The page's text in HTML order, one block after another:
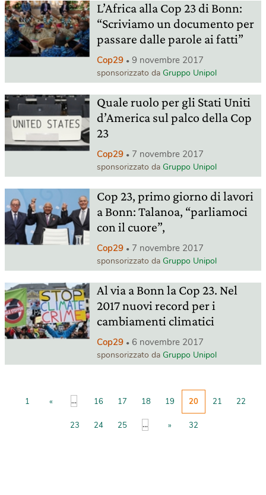
L’Africa alla Cop 23 di Bonn:
“Scriviamo un documento per
passare dalle parole ai fatti”
Cop29 9 novembre 2017
sponsorizzato da Gruppo Unipol
Quale ruolo per gli Stati Uniti
d’America sul palco della Cop
23
Cop29 7 novembre 2017
sponsorizzato da Gruppo Unipol
Cop 23, primo giorno di lavori
a Bonn: Talanoa, “parliamoci
con il cuore”,
Cop29 7 novembre 2017
sponsorizzato da Gruppo Unipol
Al via a Bonn la Cop 23. Nel
2017 nuovi record per i
cambiamenti climatici
Cop29 6 novembre 2017
sponsorizzato da Gruppo Unipol
1 « ... 16 17 18 19 20 21 22
23 24 25 ... » 32